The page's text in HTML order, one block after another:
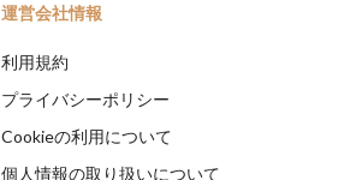
運営会社情報
利用規約
プライバシーポリシー
Cookieの利用について
個人情報の取り扱いについて